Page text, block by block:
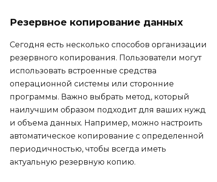
Резервное копирование данных
Сегодня есть несколько способов организации
резервного копирования. Пользователи могут
использовать встроенные средства
операционной системы или сторонние
программы. Важно выбрать метод, который
наилучшим образом подходит для ваших нужд
и объема данных. Например, можно настроить
автоматическое копирование с определенной
периодичностью, чтобы всегда иметь
актуальную резервную копию.